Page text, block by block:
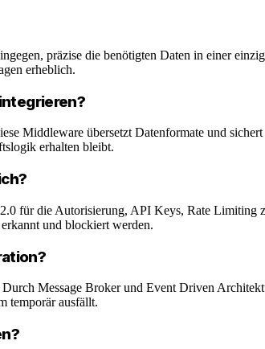
präzise die benötigten Daten in einer
erheblich.
Middleware übersetzt Datenformate und
erhalten bleibt.
für die Autorisierung, API Keys, Rate Limiting
und blockiert werden.
Message Broker und Event Driven
temporär ausfällt.